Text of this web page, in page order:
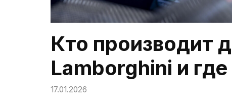
Кто производит
Lamborghini и
17.01.2026